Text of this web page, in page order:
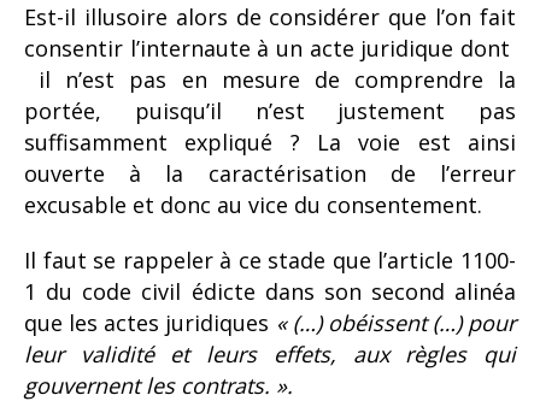
Est-il illusoire alors de considérer que l’on fait
consentir l’internaute à un acte juridique dont
il n’est pas en mesure de comprendre la
portée, puisqu’il n’est justement pas
suffisamment expliqué ? La voie est ainsi
ouverte à la caractérisation de l’erreur
excusable et donc au vice du consentement.
Il faut se rappeler à ce stade que l’article 1100-
1 du code civil édicte dans son second alinéa
que les actes juridiques « (…) obéissent (…) pour
leur validité et leurs effets, aux règles qui
gouvernent les contrats. ».